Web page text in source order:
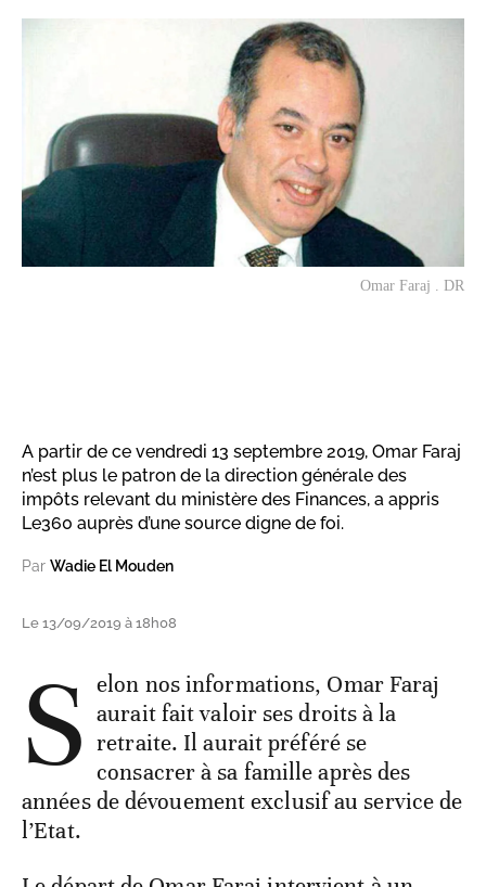
Omar Faraj . DR
A partir de ce vendredi 13 septembre 2019, Omar Faraj
n’est plus le patron de la direction générale des
impôts relevant du ministère des Finances, a appris
Le360 auprès d’une source digne de foi.
Par Wadie El Mouden
Le 13/09/2019 à 18h08
S elon nos informations, Omar Faraj
aurait fait valoir ses droits à la
retraite. Il aurait préféré se
consacrer à sa famille après des
années de dévouement exclusif au service de
l’Etat.